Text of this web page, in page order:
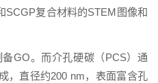
SCGP复合材料的STEM图像和
GO。而介孔硬碳（PCS）通
，直径约200 nm，表面富含孔